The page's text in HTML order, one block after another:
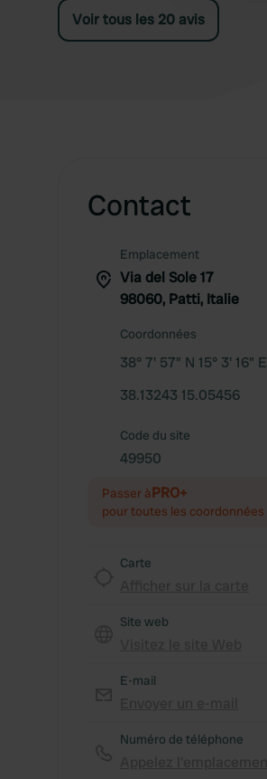
Voir tous les 20 avis
Contact
Emplacement
Via del Sole 17
98060, Patti, Italie
Coordonnées
38° 7' 57" N 15° 3' 16" E
38.13243 15.05456
Code du site
49950
Passer àPRO+
pour toutes les coordonnées
Carte
Site web
E-mail
Numéro de téléphone